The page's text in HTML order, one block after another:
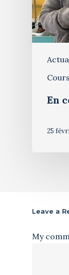
En
25
Leave a
My